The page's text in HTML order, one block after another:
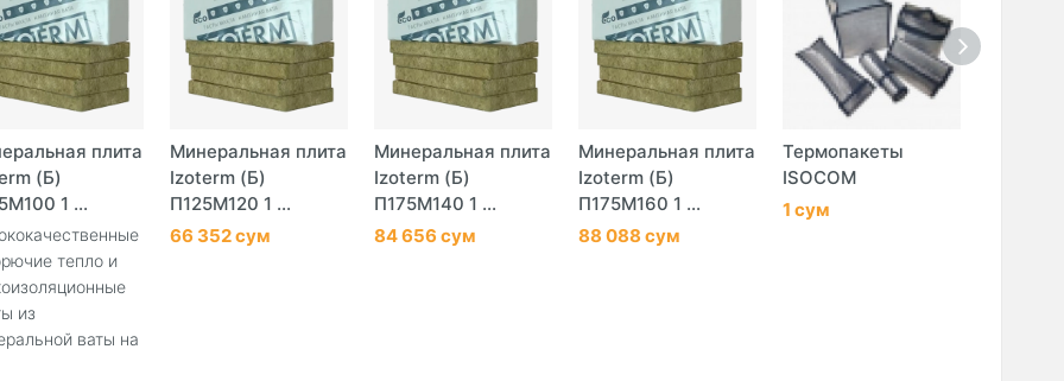
плита
(Б)
1 ...
тепло и
из
ваты на
Минеральная плита
Izoterm (Б)
П125М120 1 ...
66 352 сум
Минеральная плита
Izoterm (Б)
П175М140 1 ...
84 656 сум
Минеральная плита
Izoterm (Б)
П175М160 1 ...
88 088 сум
Термопакеты
ISOCOM
1 сум